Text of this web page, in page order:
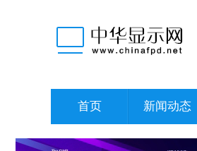
首页 新闻动态